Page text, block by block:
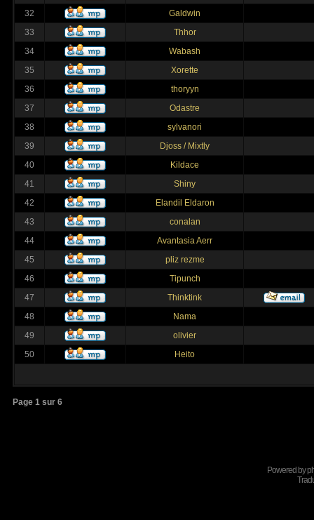
32
Galdwin
33
Thhor
34
Wabash
35
Xorette
36
thoryyn
37
Odastre
38
sylvanori
39
Djoss / Mixtly
40
Kildace
41
Shiny
42
Elandil Eldaron
43
conalan
44
Avantasia Aerr
45
pliz rezme
46
Tipunch
47
Thinktink
48
Nama
49
olivier
50
Heito
Page 1 sur 6
Powered by